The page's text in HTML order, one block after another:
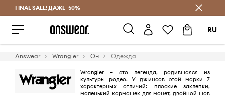
FINAL SALE! ДАЖЕ -50%
RU
Answear Wrangler Он Одежда
Wrangler – это легенда, родившаяся из
культуры родео. У джинсов этой марки 7
характерных отличий: плоские заклепки,
маленький кармашек для монет, двойной шов